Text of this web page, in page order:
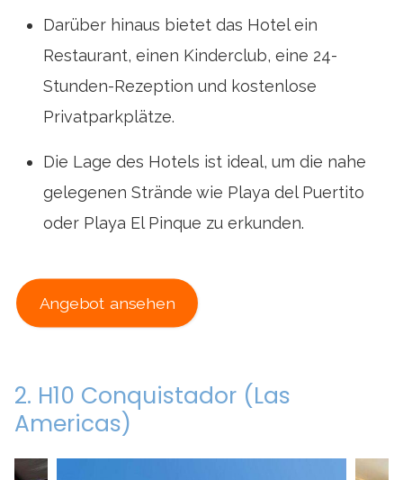
Darüber hinaus bietet das Hotel ein
Restaurant, einen Kinderclub, eine 24-
Stunden-Rezeption und kostenlose
Privatparkplätze.
Die Lage des Hotels ist ideal, um die nahe
gelegenen Strände wie Playa del Puertito
oder Playa El Pinque zu erkunden.
Angebot ansehen
2. H10 Conquistador (Las
Americas)